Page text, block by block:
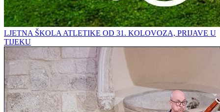
LJETNA ŠKOLA ATLETIKE OD 31. KOLOVOZA, PRIJAVE U
TIJEKU